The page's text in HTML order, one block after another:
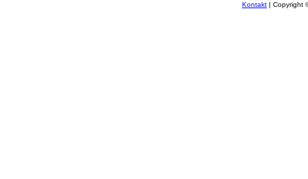
Kontakt | Copyright